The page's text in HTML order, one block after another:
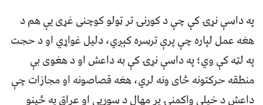
په داسې نړۍ کې چې د کورنۍ تر ټولو کوچنی غړی یې هم د
هغه عمل لپاره چې پرې ترسره کېږي، دلیل غواړي او د حجت
په لټه کې وي؛ په داسې نړۍ کې به داعش او د هغوی بې
منطقه حرکتونه ځای ونه لري، هغه قصاصونه او مجازات چې
داعش د خپلې واکمنۍ پر مهال د سوریې او عراق په ځینو